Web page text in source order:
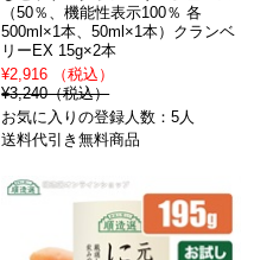
（50％、機能性表示100％ 各
500ml×1本、50ml×1本）クランベ
リーEX 15g×2本
¥2,916 （税込）
¥3,240（税込）
お気に入りの登録人数：5人
送料代引き無料商品